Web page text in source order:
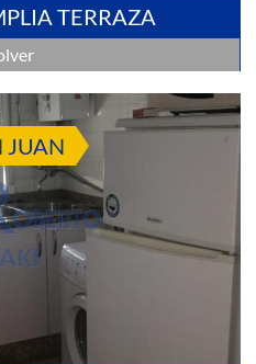
TERRAZA
JUAN